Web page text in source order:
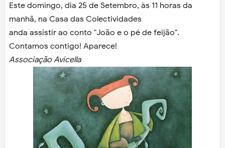
Este domingo, dia 25 de Setembro, às 11 horas da
manhã, na Casa das Colectividades
anda assistir ao conto "João e o pé de feijão".
Contamos contigo! Aparece!
Associação Avicella